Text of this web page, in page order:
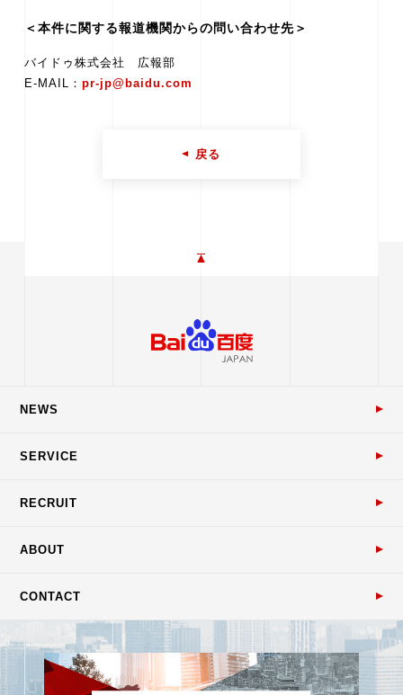
＜本件に関する報道機関からの問い合わせ先＞
バイドゥ株式会社 広報部
E-MAIL： pr-jp@baidu.com
戻る
NEWS
SERVICE
RECRUIT
ABOUT
CONTACT